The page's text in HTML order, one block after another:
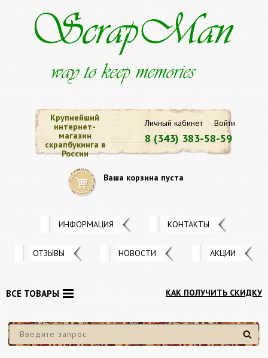
Личный кабинет Войти
8 (343) 383-58-59
Крупнейший
интернет-
магазин
скрапбукинга в
России
Ваша корзина пуста
ИНФОРМАЦИЯ КОНТАКТЫ
ОТЗЫВЫ НОВОСТИ АКЦИИ
КАК ПОЛУЧИТЬ СКИДКУ
Найти
ВСЕ ТОВАРЫ